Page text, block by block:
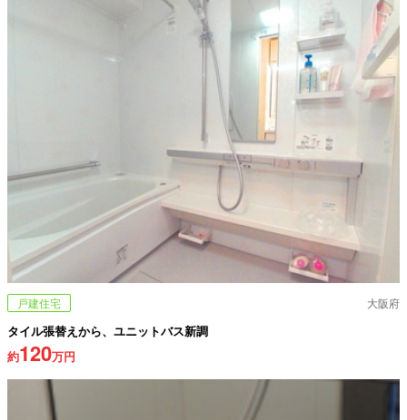
戸建住宅 大阪府
タイル張替えから、ユニットバス新調
約120万円